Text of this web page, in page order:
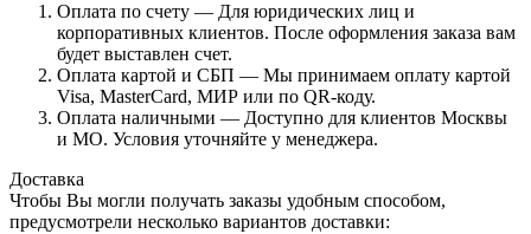
Оплата по счету — Для юридических лиц и
корпоративных клиентов. После оформления заказа вам
будет выставлен счет.
Оплата картой и СБП — Мы принимаем оплату картой
Visa, MasterCard, МИР или по QR-коду.
Оплата наличными — Доступно для клиентов Москвы
и МО. Условия уточняйте у менеджера.
Доставка
Чтобы Вы могли получать заказы удобным способом,
предусмотрели несколько вариантов доставки: